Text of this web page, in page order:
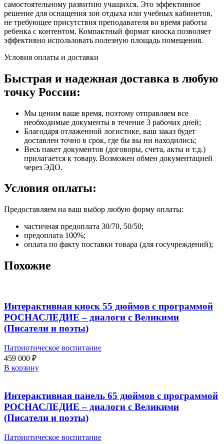
самостоятельному развитию учащихся. Это эффективное
решение для оснащения зон отдыха или учебных кабинетов,
не требующее присутствия преподавателя во время работы
ребенка с контентом. Компактный формат киоска позволяет
эффективно использовать полезную площадь помещения.
Условия оплаты и доставки
Быстрая и надежная доставка в любую
точку России:
Мы ценим ваше время, поэтому отправляем все
необходимые документы в течение 3 рабочих дней;
Благодаря отлаженной логистике, ваш заказ будет
доставлен точно в срок, где бы вы ни находились;
Весь пакет документов (договоры, счета, акты и т.д.)
прилагается к товару. Возможен обмен документацией
через ЭДО.
Условия оплаты:
Предоставляем на ваш выбор любую форму оплаты:
частичная предоплата 30/70, 50/50;
предоплата 100%;
оплата по факту поставки товара (для госучреждений);
Похожие
Интерактивная киоск 55 дюймов с программой
РОСНАСЛЕДИЕ – диалоги с Великими
(Писатели и поэты)
Патриотическое воспитание
459 000 ₽
В корзину
Интерактивная панель 65 дюймов с программой
РОСНАСЛЕДИЕ – диалоги с Великими
(Писатели и поэты)
Патриотическое воспитание